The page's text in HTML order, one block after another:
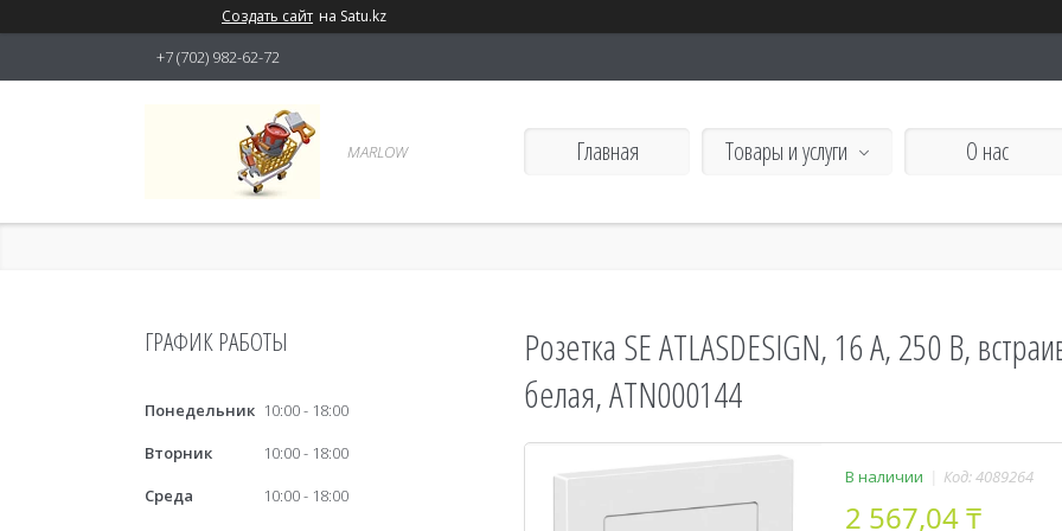
Создать сайт на Satu.kz
+7 (702) 982-62-72
MARLOW Главная Товары и услуги О нас
Розетка SE ATLASDESIGN, 16 А, 250 В,
белая, ATN000144
В наличии Код:4089264
2 567,04 ₸
ГРАФИК РАБОТЫ
Понедельник 10:00
18:00
Вторник
10:00
18:00
Среда
10:00
18:00